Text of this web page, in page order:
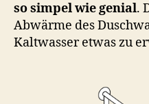
so simpel wie genial.
Abwärme des
Kaltwasser etwas zu